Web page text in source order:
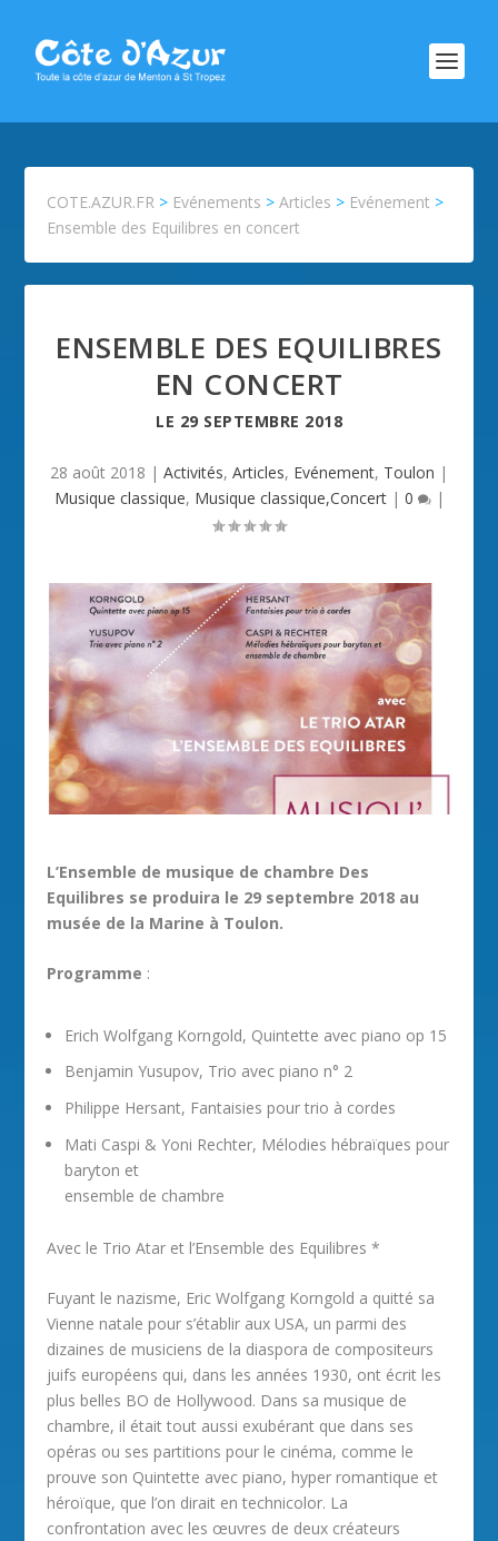
COTE.AZUR.FR > Evénements >Articles > Evénement >
Ensemble des Equilibres en concert
ENSEMBLE DES EQUILIBRES
EN CONCERT
LE 29 SEPTEMBRE 2018
28 août 2018 | Activités, Articles, Evénement, Toulon |
Musique classique, Musique classique,Concert| 0 |
L’Ensemble de musique de chambre Des
Equilibres se produira le 29 septembre 2018 au
musée de la Marine à Toulon.
Programme :
Erich Wolfgang Korngold, Quintette avec piano op 15
Benjamin Yusupov, Trio avec piano n° 2
Philippe Hersant, Fantaisies pour trio à cordes
Mati Caspi & Yoni Rechter, Mélodies hébraïques pour
baryton et
ensemble de chambre
Avec le Trio Atar et l’Ensemble des Equilibres *
Fuyant le nazisme, Eric Wolfgang Korngold a quitté sa
Vienne natale pour s’établir aux USA, un parmi des
dizaines de musiciens de la diaspora de compositeurs
juifs européens qui, dans les années 1930, ont écrit les
plus belles BO de Hollywood. Dans sa musique de
chambre, il était tout aussi exubérant que dans ses
opéras ou ses partitions pour le cinéma, comme le
prouve son Quintette avec piano, hyper romantique et
héroïque, que l’on dirait en technicolor. La
confrontation avec les œuvres de deux créateurs